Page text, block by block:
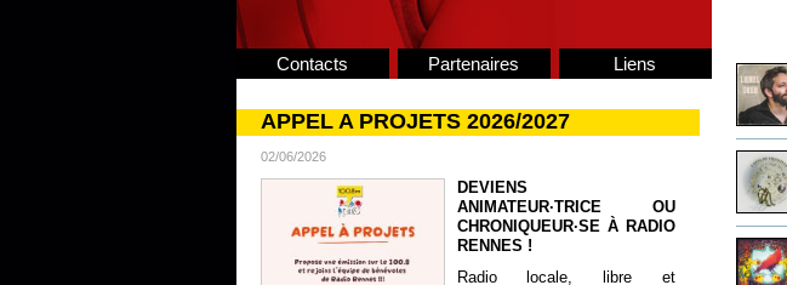
Contacts Partenaires Liens
APPEL A PROJETS 2026/2027
02/06/2026
DEVIENS
ANIMATEUR·TRICE OU
CHRONIQUEUR·SE À RADIO
RENNES !
Radio locale, libre et